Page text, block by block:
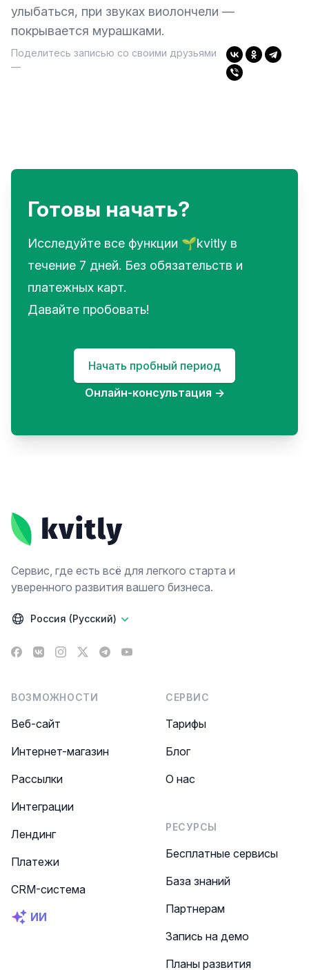
улыбаться, при звуках виолончели —
покрывается мурашками.
Поделитесь записью со своими друзьями
—
Готовы начать?
Исследуйте все функции 🌱kvitly в
течение 7 дней. Без обязательств и
платежных карт.
Давайте пробовать!
Начать пробный период
Онлайн-консультация →
Сервис, где есть всё для легкого старта и
уверенного развития вашего бизнеса.
Россия (Русский)
Facebook
VK Instagram
X TelegramYouTube
ВОЗМОЖНОСТИ
Веб-сайт
Интернет-магазин
Рассылки
Интеграции
Лендинг
Платежи
CRM-система
ИИ
СЕРВИС
Тарифы
Блог
О нас
РЕСУРСЫ
Бесплатные сервисы
База знаний
Партнерам
Запись на демо
Планы развития